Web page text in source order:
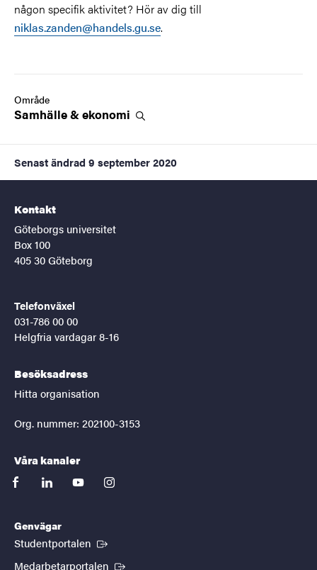
någon specifik aktivitet? Hör av dig till
niklas.zanden@handels.gu.se.
Område
Samhälle &ekonomi
Senast ändrad 9 september 2020
Kontakt
Göteborgs universitet
Box 100
405 30 Göteborg
Telefonväxel
031-786 00 00
Helgfria vardagar 8-16
Besöksadress
Hitta organisation
Org. nummer: 202100-3153
Våra kanaler
facebooklinkedinyoutubeinstagram
Genvägar
Studentportalen (Extern länk)
Medarbetarportalen (Extern länk)